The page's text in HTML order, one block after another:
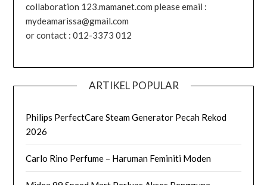
collaboration 123.mamanet.com please email :
mydeamarissa@gmail.com
or contact : 012-3373 012
ARTIKEL POPULAR
Philips PerfectCare Steam Generator Pecah Rekod
2026
Carlo Rino Perfume – Haruman Feminiti Moden